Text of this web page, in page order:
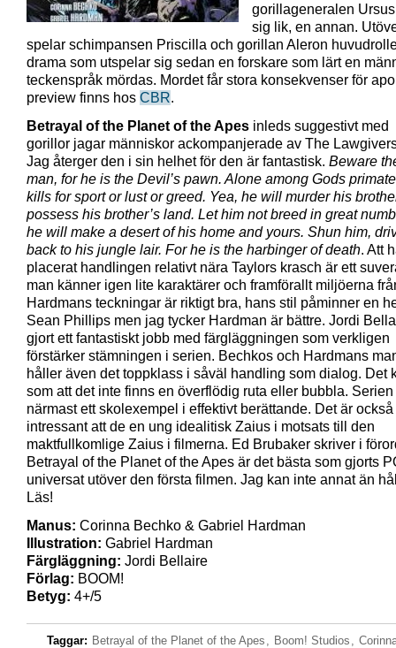
gorillageneralen
sig lik, en annan.
spelar schimpansen Priscilla och gorillan Aleron
drama som utspelar sig sedan en forskare som lärt en
teckenspråk mördas. Mordet får stora konsekvenser för
preview finns hos CBR.
Betrayal of the Planet of the Apes inleds suggestivt med
gorillor jagar människor ackompanjerade av The
Jag återger den i sin helhet för den är fantastisk. Beware
man, for he is the Devil’s pawn. Alone among Gods
kills for sport or lust or greed. Yea, he will murder his
possess his brother’s land. Let him not breed in great
he will make a desert of his home and yours. Shun him,
back to his jungle lair. For he is the harbinger of death. Att
placerat handlingen relativt nära Taylors krasch är ett
man känner igen lite karaktärer och framförallt miljöerna
Hardmans teckningar är riktigt bra, hans stil påminner en
Sean Phillips men jag tycker Hardman är bättre. Jordi
gjort ett fantastiskt jobb med färgläggningen som verkligen
förstärker stämningen i serien. Bechkos och Hardmans
håller även det toppklass i såväl handling som dialog. Det
som att det inte finns en överflödig ruta eller bubbla. Serien
närmast ett skolexempel i effektivt berättande. Det är också
intressant att de en ung idealitisk Zaius i motsats till den
maktfullkomlige Zaius i filmerna. Ed Brubaker skriver i
Betrayal of the Planet of the Apes är det bästa som gjorts
universat utöver den första filmen. Jag kan inte annat än
Läs!
Manus: Corinna Bechko & Gabriel Hardman
Illustration: Gabriel Hardman
Färgläggning: Jordi Bellaire
Förlag: BOOM!
Betyg: 4+/5
Taggar: Betrayal of the Planet of the Apes , Boom! Studios ,